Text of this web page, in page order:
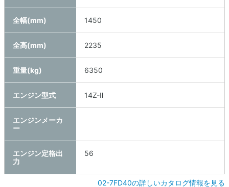
全幅(mm) 1450
全高(mm) 2235
重量(kg) 6350
エンジン型式 14Z-Ⅱ
エンジンメーカ
ー
エンジン定格出
力
56
02-7FD40の詳しいカタログ情報を見る